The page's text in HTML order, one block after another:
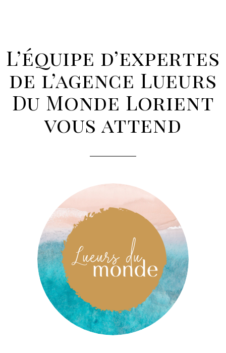
L’équipe d’expertes
de l’agence Lueurs
Du Monde Lorient
vous attend